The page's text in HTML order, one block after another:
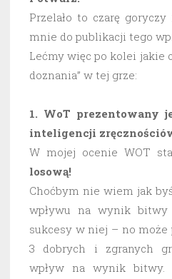
Przelało to czarę
mnie do publikacji tego
Lećmy więc po kolei jakie
doznania” w tej grze:
1. WoT prezentowany
inteligencji
W mojej ocenie WOT
losową!
Choćbym nie wiem jak
wpływu na wynik
sukcesy w niej – no może
3 dobrych i zgranych
wpływ na wynik bitwy.